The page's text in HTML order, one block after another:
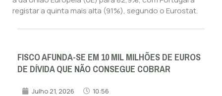
registar a quinta mais alta (91%), segundo o Eurostat.
FISCO AFUNDA-SE EM 10 MIL MILHÕES DE EUROS
DE DÍVIDA QUE NÃO CONSEGUE COBRAR
Julho 21, 2026 10:56